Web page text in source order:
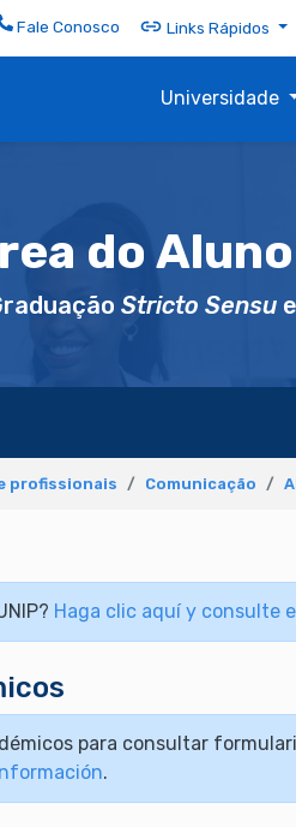
Fale Conosco Links Rápidos
Universidade
do Aluno
Stricto Sensu
profissionais Comunicação
Haga clic aquí y consulte
para consultar
.